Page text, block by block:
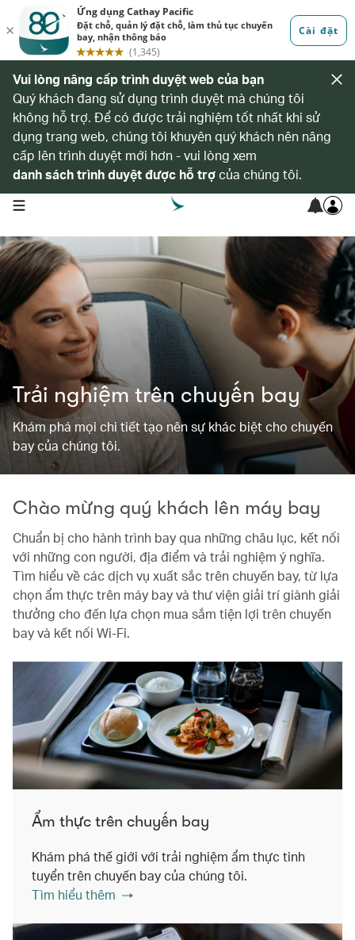
Vui lòng nâng cấp trình duyệt web của bạn
Quý khách đang sử dụng trình duyệt mà chúng tôi
không hỗ trợ. Để có được trải nghiệm tốt nhất khi sử
dụng trang web, chúng tôi khuyên quý khách nên nâng
cấp lên trình duyệt mới hơn - vui lòng xem
danh sách trình duyệt được hỗ trợcủa chúng tôi.
open navigation menu
Trải nghiệm trên chuyến bay
Khám phá mọi chi tiết tạo nên sự khác biệt cho chuyến
bay của chúng tôi.
Chào mừng quý khách lên máy bay
Chuẩn bị cho hành trình bay qua những châu lục, kết nối
với những con người, địa điểm và trải nghiệm ý nghĩa.
Tìm hiểu về các dịch vụ xuất sắc trên chuyến bay, từ lựa
chọn ẩm thực trên máy bay và thư viện giải trí giành giải
thưởng cho đến lựa chọn mua sắm tiện lợi trên chuyến
bay và kết nối Wi-Fi.
Ẩm thực trên chuyến bay
Khám phá thế giới với trải nghiệm ẩm thực tinh
tuyển trên chuyến bay của chúng tôi.
Tìm hiểu thêm